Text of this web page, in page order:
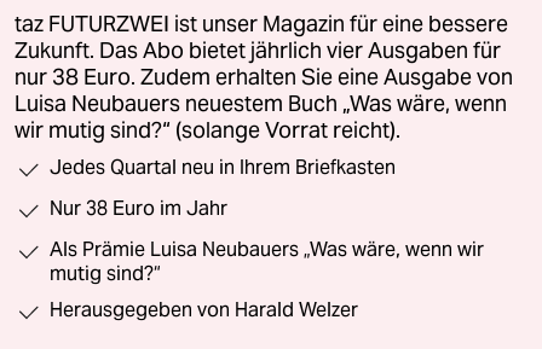
taz FUTURZWEI ist unser Magazin für eine bessere
Zukunft. Das Abo bietet jährlich vier Ausgaben für
nur 38 Euro. Zudem erhalten Sie eine Ausgabe von
Luisa Neubauers neuestem Buch „Was wäre, wenn
wir mutig sind?“ (solange Vorrat reicht).
Jedes Quartal neu in Ihrem Briefkasten
Nur 38 Euro im Jahr
Als Prämie Luisa Neubauers „Was wäre, wenn wir
mutig sind?“
Herausgegeben von Harald Welzer